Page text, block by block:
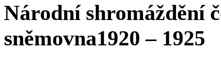
Národní shromáždění
sněmovna1920 – 1925